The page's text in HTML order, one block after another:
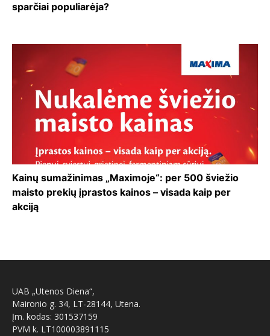
sparčiai populiarėja?
Kainų sumažinimas „Maximoje“: per 500 šviežio
maisto prekių įprastos kainos – visada kaip per
akciją
UAB „Utenos Diena“,
Maironio g. 34, LT-28144, Utena.
Įm. kodas: 301537159
PVM k. LT100003891115